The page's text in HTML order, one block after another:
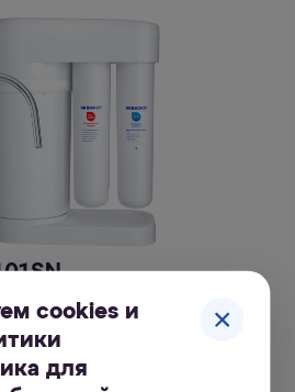
осмоса с инновационным
заменой модулей
cookies и
для